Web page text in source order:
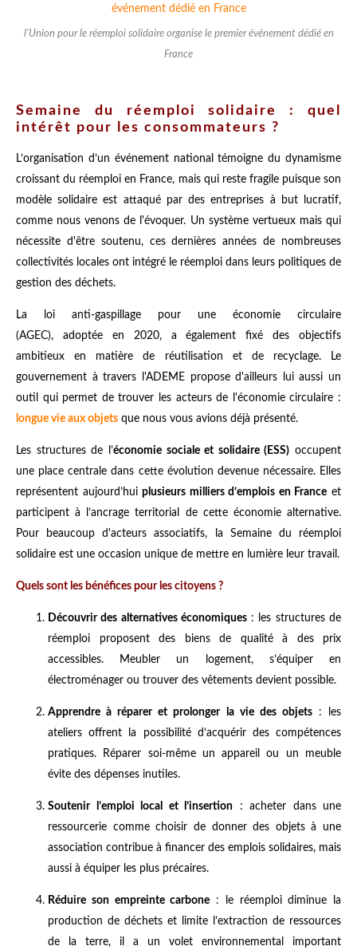
l'Union pour le réemploi solidaire organise le premier événement dédié en
France
Semaine du réemploi solidaire : quel
intérêt pour les consommateurs ?
L’organisation d’un événement national témoigne du dynamisme
croissant du réemploi en France, mais qui reste fragile puisque son
modèle solidaire est attaqué par des entreprises à but lucratif,
comme nous venons de l'évoquer. Un système vertueux mais qui
nécessite d'être soutenu, ces dernières années de nombreuses
collectivités locales ont intégré le réemploi dans leurs politiques de
gestion des déchets.
La loi anti-gaspillage pour une économie circulaire
(AGEC), adoptée en 2020, a également fixé des objectifs
ambitieux en matière de réutilisation et de recyclage. Le
gouvernement à travers l'ADEME propose d'ailleurs lui aussi un
outil qui permet de trouver les acteurs de l'économie circulaire :
longue vie aux objets que nous vous avions déjà présenté.
Les structures de l’économie sociale et solidaire (ESS) occupent
une place centrale dans cette évolution devenue nécessaire. Elles
représentent aujourd’huiplusieurs milliers d’emplois en France et
participent à l’ancrage territorial de cette économie alternative.
Pour beaucoup d'acteurs associatifs, la Semaine du réemploi
solidaire est une occasion unique de mettre en lumière leur travail.
Quels sont les bénéfices pour les citoyens ?
Découvrir des alternatives économiques: les structures de
réemploi proposent des biens de qualité à des prix
accessibles. Meubler un logement, s’équiper en
électroménager ou trouver des vêtements devient possible.
Apprendre à réparer et prolonger la vie des objets: les
ateliers offrent la possibilité d’acquérir des compétences
pratiques. Réparer soi-même un appareil ou un meuble
évite des dépenses inutiles.
Soutenir l’emploi local et l’insertion : acheter dans une
ressourcerie comme choisir de donner des objets à une
association contribue à financer des emplois solidaires, mais
aussi à équiper les plus précaires.
Réduire son empreinte carbone : le réemploi diminue la
production de déchets et limite l’extraction de ressources
de la terre, il a un volet environnemental important